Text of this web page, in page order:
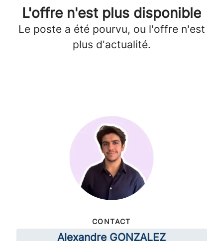
L'offre n'est plus disponible
Le poste a été pourvu, ou l'offre n'est
plus d'actualité.
CONTACT
Alexandre GONZALEZ